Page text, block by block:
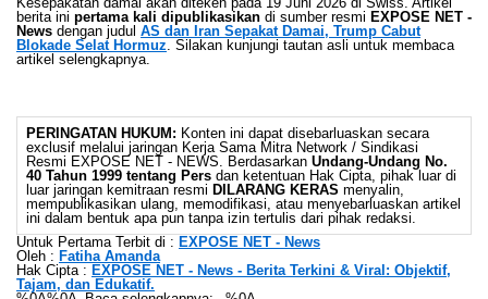
berita ini pertama kali dipublikasikan di sumber resmi EXPOSE NET -
News dengan judul AS dan Iran Sepakat Damai, Trump Cabut
Blokade Selat Hormuz. Silakan kunjungi tautan asli untuk membaca
artikel selengkapnya.
PERINGATAN HUKUM: Konten ini dapat disebarluaskan secara
exclusif melalui jaringan Kerja Sama Mitra Network / Sindikasi
Resmi EXPOSE NET - NEWS. Berdasarkan Undang-Undang No.
40 Tahun 1999 tentang Pers dan ketentuan Hak Cipta, pihak luar di
luar jaringan kemitraan resmi DILARANG KERAS menyalin,
mempublikasikan ulang, memodifikasi, atau menyebarluaskan artikel
ini dalam bentuk apa pun tanpa izin tertulis dari pihak redaksi.
Untuk Pertama Terbit di : EXPOSE NET - News
Oleh : Fatiha Amanda
Hak Cipta : EXPOSE NET - News - Berita Terkini & Viral: Objektif,
Tajam, dan Edukatif.